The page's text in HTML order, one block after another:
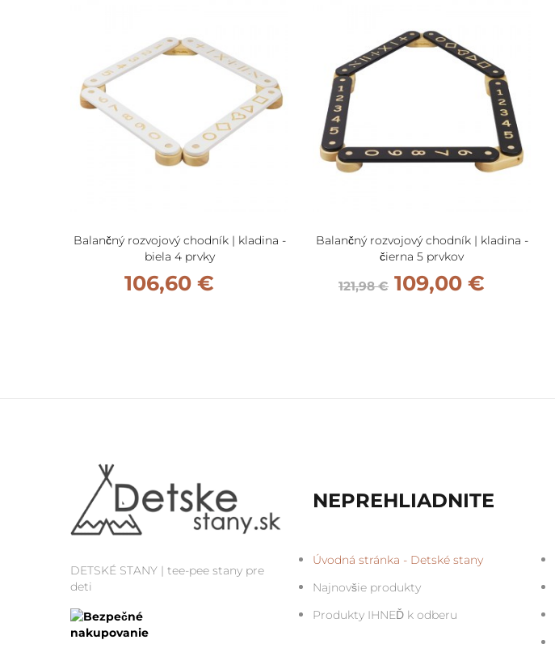
Balančný rozvojový chodník | kladina -
biela 4 prvky
106,60 €
Balančný rozvojový chodník | kladina -
čierna 5 prvkov
121,98 € 109,00 €
DETSKÉ STANY | tee-pee stany pre
deti
NEPREHLIADNITE
Úvodná stránka - Detské stany
Najnovšie produkty
Produkty IHNEĎ k odberu